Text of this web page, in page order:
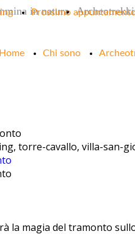
in natura
Prossimo
Home Chi sono
torre-cavallo, villa-san-
la magia del tramonto